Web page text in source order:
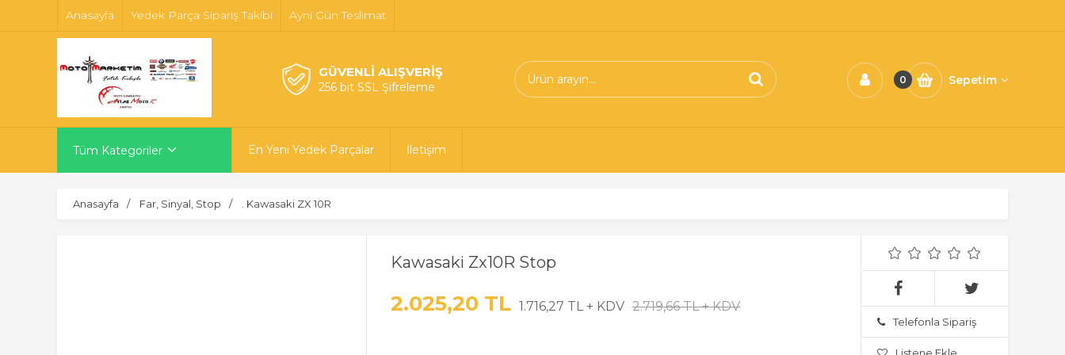
Anasayfa Yedek Parça Sipariş Takibi Ayni Gün Teslimat
GÜVENLİ ALIŞVERİŞ
256 bit SSL Şifreleme
0 Sepetim
Tüm Kategoriler En Yeni Yedek Parçalar İletişim
Anasayfa Far, Sinyal, Stop . Kawasaki ZX 10R
Kawasaki Zx10R Stop
2.025,20 TL 1.716,27 TL + KDV 2.719,66 TL + KDV
Telefonla Sipariş